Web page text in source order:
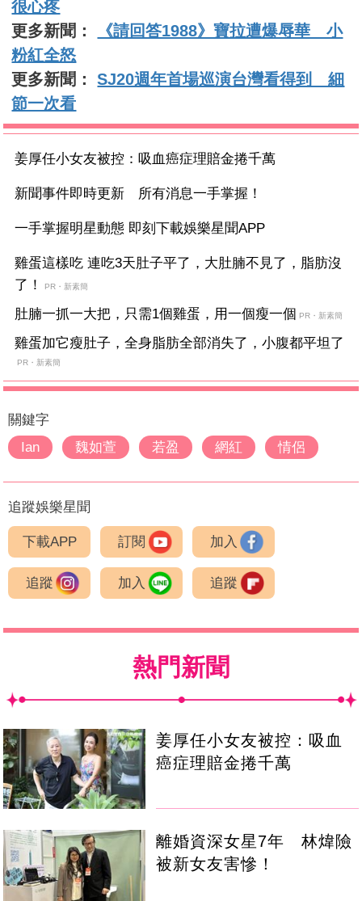
很心疼
更多新聞：
《請回答1988》寶拉遭爆辱華 小
粉紅全怒
更多新聞：SJ20週年首場巡演台灣看得到 細
節一次看
姜厚任小女友被控：吸血癌症理賠金捲千萬
新聞事件即時更新 所有消息一手掌握！
一手掌握明星動態 即刻下載娛樂星聞APP
雞蛋這樣吃 連吃3天肚子平了，大肚腩不見了，脂肪沒
了！
PR・新素簡
肚腩一抓一大把，只需1個雞蛋，用一個瘦一個 PR・新素簡
雞蛋加它瘦肚子，全身脂肪全部消失了，小腹都平坦了
PR・新素簡
關鍵字
Ian
魏如萱 若盈 網紅 情侶
追蹤娛樂星聞
下載APP 訂閱 加入
追蹤 加入 追蹤
熱門新聞
姜厚任小女友被控：吸血
癌症理賠金捲千萬
離婚資深女星7年 林煒險
被新女友害慘！